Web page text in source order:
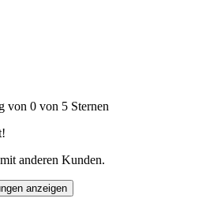
von 0 von 5 Sternen
anderen Kunden.
anzeigen